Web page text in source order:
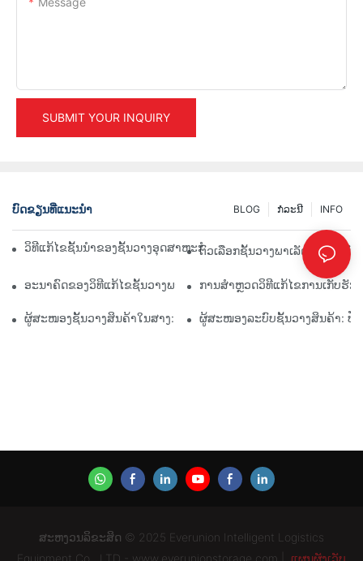
SUBMIT YOUR INQUIRY
ບົດຂຽນທີ່ແນະນໍາ INFO
ກໍລະນີ
BLOG
ວິທີແກ້ໄຂຊັ້ນນໍາຂອງຊັ້ນວາງອຸດສາຫະກໍາສໍາລັບການຄຸ້ມຄອງສາງທີ່ມີປະສິ
ຕົວເລືອກຊັ້ນວາງພາເລັດແບບກຳນົ
ອະນາຄົດຂອງວິທີແກ້ໄຂຊັ້ນວາງພາເລັດ: ແນວໂນ້ມ ແລະ ນະວັດຕະກໍາ
ການສຳຫຼວດວິທີແກ້ໄຂການເກັບຮັ
ຜູ້ສະໜອງຊັ້ນວາງສິນຄ້າໃນສາງ: ສິ່ງທີ່ຄວນຊອກຫາຜູ້ສະໜອງລະບົບຊັ້ນວາງສິນຄ້າ: ປັ
ສະຫງວນລິຂະສິດ © 2025 Everunion Intelligent Logistics
Equipment Co., LTD - www.everunionstorage.com |
ແຜນຜັງເວັບ